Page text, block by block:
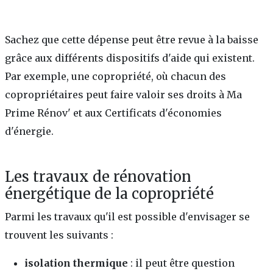
Sachez que cette dépense peut être revue à la baisse
grâce aux différents dispositifs d'aide qui existent.
Par exemple, une copropriété, où chacun des
copropriétaires peut faire valoir ses droits à Ma
Prime Rénov' et aux Certificats d'économies
d'énergie.
Les travaux de rénovation
énergétique de la copropriété
Parmi les travaux qu'il est possible d'envisager se
trouvent les suivants :
isolation thermique : il peut être question